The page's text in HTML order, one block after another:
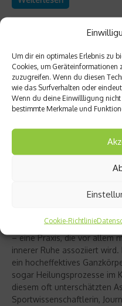
Um dir ein optimales Erlebnis zu
Cookies, um
zuzugreifen. Wenn du diesen
wie das Surfverhalten oder
Wenn du deine Einwillligung
bestimmte Merkmale und
Cookie-Richtlinie
Christine Bielecki
Yoga gilt für viele als
– eine Praxis, die vor allem
innerer Ruhe assoziiert
ein hocheffektives
sogar Heilungsprozesse im
diesem oft unterschätzten
Sportwissenschaftlerin,